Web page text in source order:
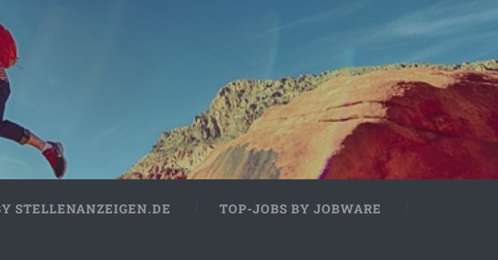
STELLENANZEIGEN.DE TOP-JOBS BY JOBWARE